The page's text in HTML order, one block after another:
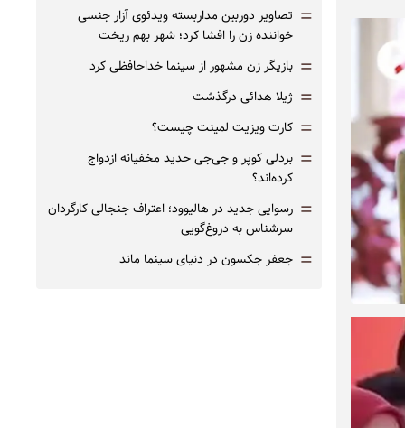
= تصاویر دوربین مداربسته ویدئوی آزار جنسی
خواننده زن را افشا کرد؛ شهر بهم ریخت
= بازیگر زن مشهور از سینما خداحافظی کرد
= ژیلا هدائی درگذشت
= کارت ویزیت لمینت چیست؟
= بردلی کوپر و جی‌جی حدید مخفیانه ازدواج
کرده‌اند؟
= رسوایی جدید در هالیوود؛ اعتراف جنجالی کارگردان
سرشناس به دروغ‌گویی
= جعفر جکسون در دنیای سینما ماند